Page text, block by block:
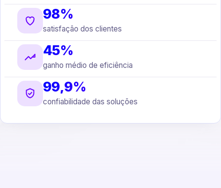
98%
satisfação dos clientes
45%
ganho médio de eficiência
99,9%
confiabilidade das soluções